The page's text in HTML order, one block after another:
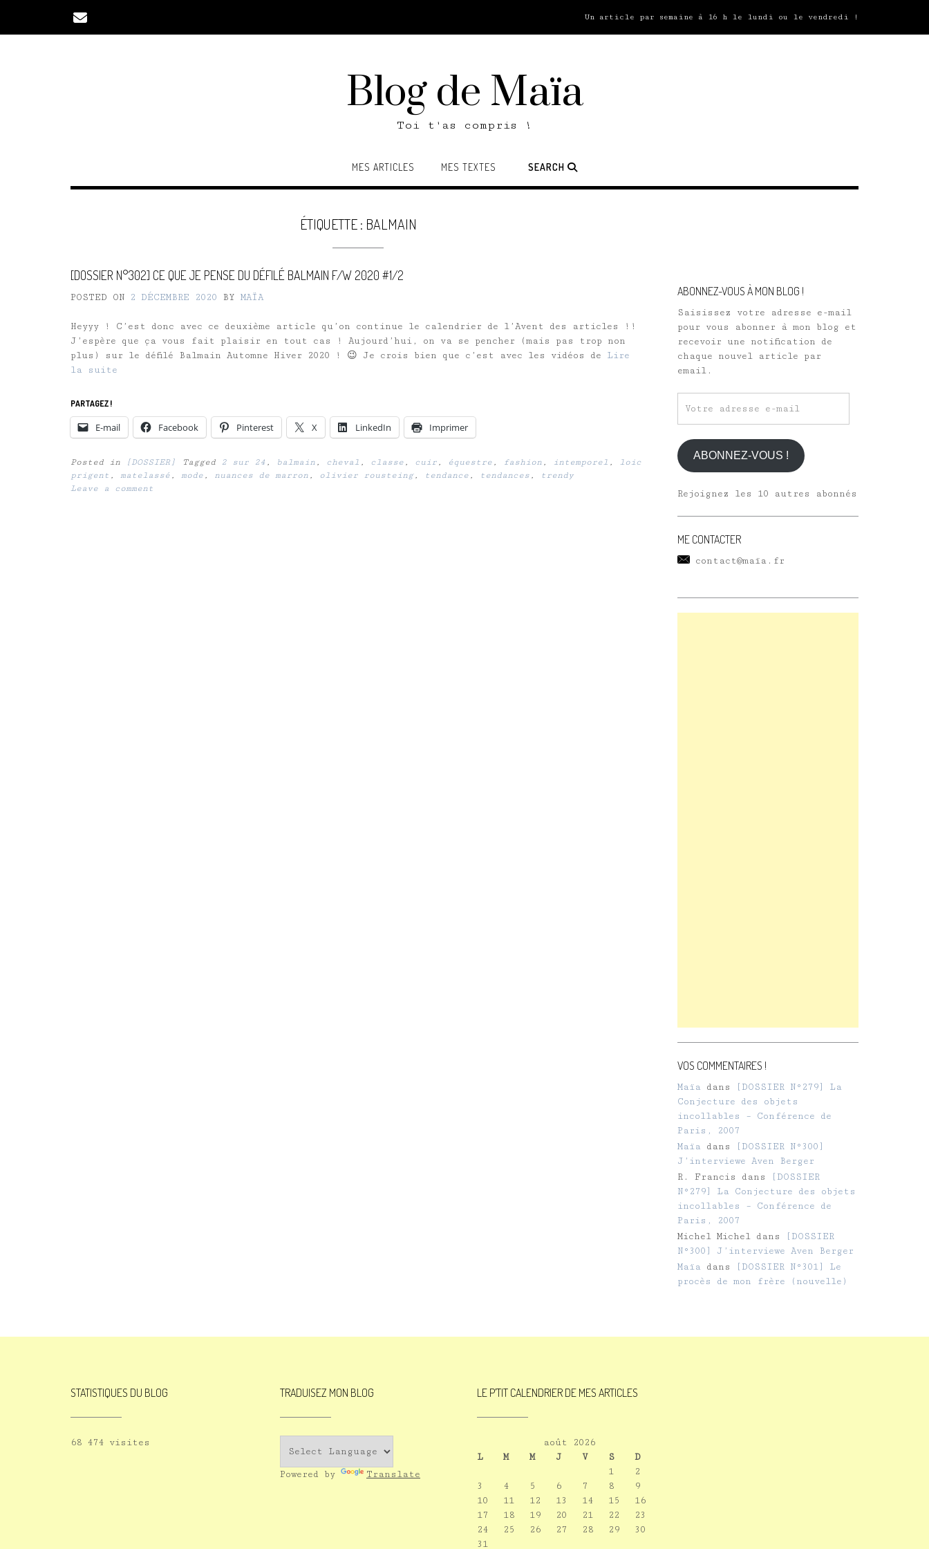
content
Un article par semaine à 16 h le lundi ou le vendredi !
Blog de Maïa
Toi t'as compris !
MES ARTICLES MES TEXTES SEARCH
ÉTIQUETTE : BALMAIN
[DOSSIER N°302] CE QUE JE PENSE DU DÉFILÉ BALMAIN F/W 2020 #1/2
POSTED ON 2 DÉCEMBRE 2020 BY MAÏA
Heyyy ! C’est donc avec ce deuxième article qu’on continue le calendrier de l’Avent des articles !!
J’espère que ça vous fait plaisir en tout cas ! Aujourd’hui, on va se pencher (mais pas trop non
plus) sur le défilé Balmain Automne Hiver 2020 ! 😉 Je crois bien que c’est avec les vidéos de Lire
la suite
PARTAGEZ !
E-mail Facebook Pinterest X LinkedIn Imprimer
Posted in [DOSSIER] Tagged 2 sur 24 , balmain , cheval , classe , cuir , équestre , fashion , intemporel , loic
prigent , matelassé , mode , nuances de marron , olivier rousteing, tendance , tendances ,
trendy
Leave a comment
ABONNEZ-VOUS À MON BLOG !
Saisissez votre adresse e-mail
pour vous abonner à mon blog et
recevoir une notification de
chaque nouvel article par
email.
adresse
e-
mail
ABONNEZ-VOUS !
Rejoignez les 10 autres abonnés
ME CONTACTER
contact@maïa.fr
VOS COMMENTAIRES !
Maïa dans
[DOSSIER N°279] La
Conjecture des objets
incollables – Conférence de
Paris, 2007
Maïa dans
[DOSSIER N°300]
J’interviewe Aven Berger
R. Francis
dans
[DOSSIER
N°279] La Conjecture des objets
incollables – Conférence de
Paris, 2007
Michel Micheldans
[DOSSIER
N°300] J’interviewe Aven Berger
Maïa dans
[DOSSIER N°301] Le
procès de mon frère (nouvelle)
STATISTIQUES DU BLOG
68 474 visites
TRADUISEZ MON BLOG
Powered by Translate
LE P’TIT CALENDRIER DE MES ARTICLES
août 2026
L
M M J V S
D
1
2
3
4 5 6 7 8
9
10
11 12 13 14 15
16
17
18 19 20 21 22
23
24
25 26 27 28 29
30
31